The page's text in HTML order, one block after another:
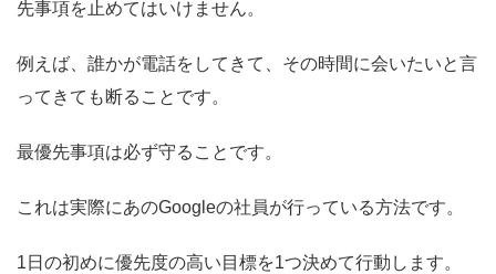
先事項を止めてはいけません。
例えば、誰かが電話をしてきて、その時間に会いたいと言
ってきても断ることです。
最優先事項は必ず守ることです。
これは実際にあのGoogleの社員が行っている方法です。
1日の初めに優先度の高い目標を1つ決めて行動します。